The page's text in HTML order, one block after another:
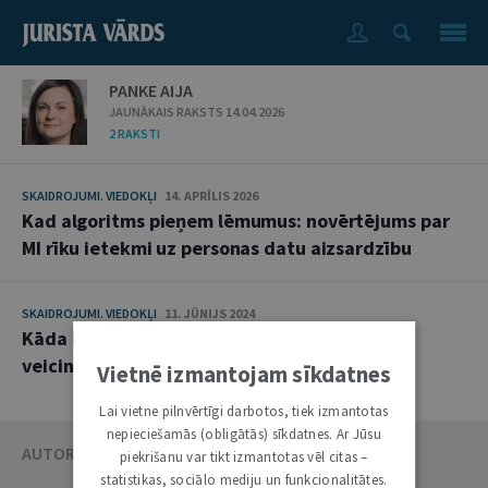
PANKE AIJA
JAUNĀKAIS RAKSTS 14.04.2026
2 RAKSTI
SKAIDROJUMI. VIEDOKĻI 14. APRĪLIS 2026
Kad algoritms pieņem lēmumus: novērtējums par
MI rīku ietekmi uz personas datu aizsardzību
SKAIDROJUMI. VIEDOKĻI 11. JŪNIJS 2024
Kāda ir padomes loma ilgtspējas jautājumu
veicināšanā
AUTORU KATALOGS
Vietnē izmantojam sīkdatnes
Lai vietne pilnvērtīgi darbotos, tiek izmantotas
nepieciešamās (obligātās) sīkdatnes. Ar Jūsu
piekrišanu var tikt izmantotas vēl citas –
statistikas, sociālo mediju un funkcionalitātes.